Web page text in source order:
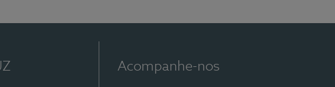
Acompanhe-nos